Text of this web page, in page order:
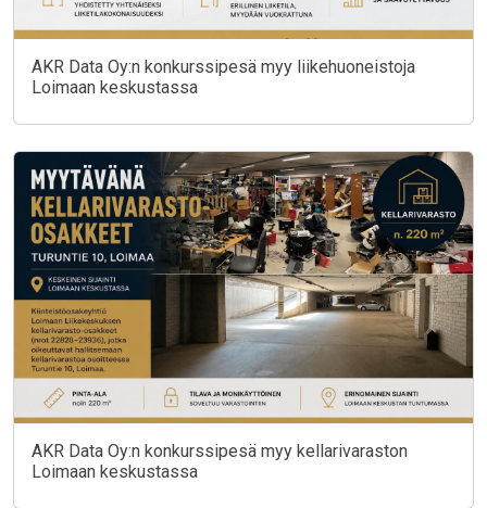
AKR Data Oy:n konkurssipesä myy liikehuoneistoja
Loimaan keskustassa
AKR Data Oy:n konkurssipesä myy kellarivaraston
Loimaan keskustassa